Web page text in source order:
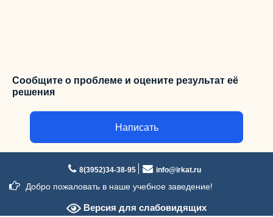
Сообщите о проблеме и оцените результат её
решения
Написать
содержимому
8(3952)34-38-95 info@irkat.ru
Добро пожаловать в наше учебное заведение!
Версия для слабовидящих